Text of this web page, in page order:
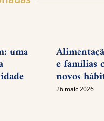
uma
e famílias
novos
26 maio 2026